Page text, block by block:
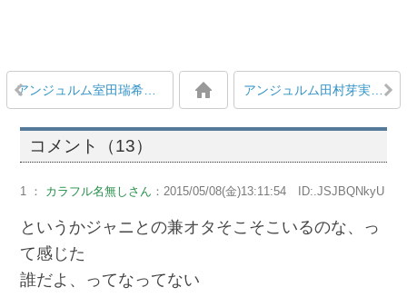
アンジュルム室田瑞希、楽屋でやりたい放題、仲良く楽しそう、雰囲気が良いと話題 アンジュルム田村芽実がまたバッサリと断髪
コメント（13）
1 ： カラフル名無しさん ：2015/05/08(金)13:11:54 ID:.JSJBQNkyU
というかジャニとの兼オタそこそこいるのな、っ
て感じた
誰だよ、ってなってない